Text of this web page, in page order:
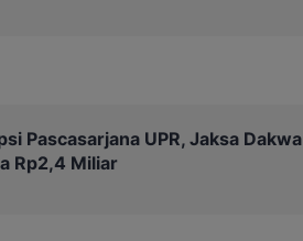
Pascasarjana UPR, Jaksa Dakwa
Rp2,4 Miliar